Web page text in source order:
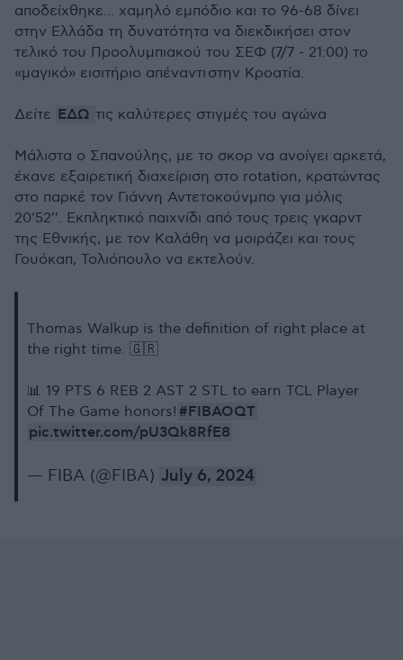
αποδείχθηκε... χαμηλό εμπόδιο και το 96-68 δίνει
στην Ελλάδα τη δυνατότητα να διεκδικήσει στον
τελικό του Προολυμπιακού του ΣΕΦ (7/7 - 21:00) το
«μαγικό» εισιτήριο απέναντι στην Κροατία.
Δείτε ΕΔΩ τις καλύτερες στιγμές του αγώνα
Μάλιστα ο Σπανούλης, με το σκορ να ανοίγει αρκετά,
έκανε εξαιρετική διαχείριση στο rotation, κρατώντας
στο παρκέ τον Γιάννη Αντετοκούνμπο για μόλις
20'52''. Εκπληκτικό παιχνίδι από τους τρεις γκαρντ
της Εθνικής, με τον Καλάθη να μοιράζει και τους
Γουόκαπ, Τολιόπουλο να εκτελούν.
Thomas Walkup is the definition of right place at
the right time. 🇬🇷
📊 19 PTS 6 REB 2 AST 2 STL to earn TCL Player
Of The Game honors! #FIBAOQT
pic.twitter.com/pU3Qk8RfE8
— FIBA (@FIBA) July 6, 2024